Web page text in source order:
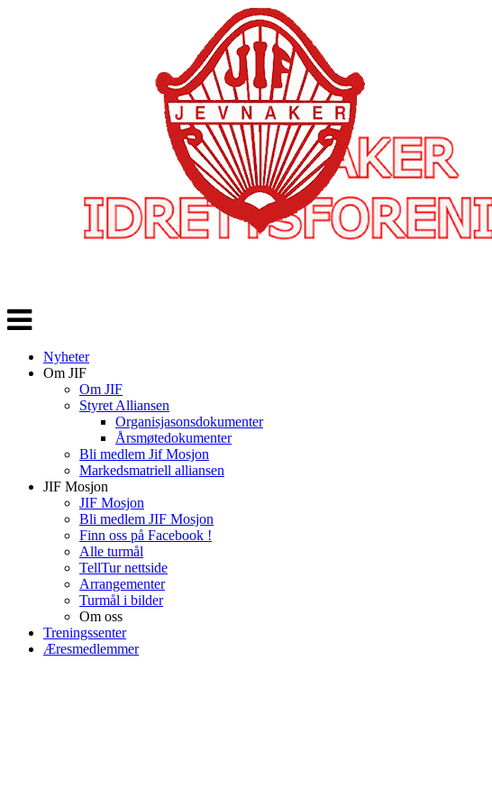
Veksle
navigasjon
Nyheter
Om JIF
Om JIF
Styret Alliansen
Organisjasonsdokumenter
Årsmøtedokumenter
Bli medlem Jif Mosjon
Markedsmatriell alliansen
JIF Mosjon
JIF Mosjon
Bli medlem JIF Mosjon
Finn oss på Facebook !
Alle turmål
TellTur nettside
Arrangementer
Turmål i bilder
Om oss
Treningssenter
Æresmedlemmer